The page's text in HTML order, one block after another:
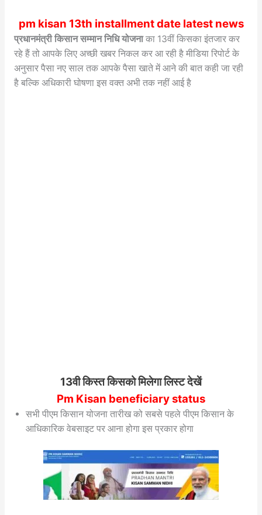
pm kisan 13th installment date latest news
प्रधानमंत्री किसान सम्मान निधि योजनाका 13वीं किसका इंतजार कर
रहे हैं तो आपके लिए अच्छी खबर निकल कर आ रही है मीडिया रिपोर्ट के
अनुसार पैसा नए साल तक आपके पैसा खाते में आने की बात कही जा रही
है बल्कि अधिकारी घोषणा इस वक्त अभी तक नहीं आई है
13वी किस्त किसको मिलेगा लिस्ट देखें
Pm Kisan beneficiary status
सभी पीएम किसान योजना तारीख को सबसे पहले पीएम किसान के
आधिकारिक वेबसाइट पर आना होगा इस प्रकार होगा